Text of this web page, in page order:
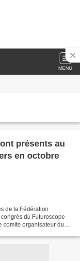
MENU
présents au
en octobre
de la Fédération
du Futuroscope
comité organisateur du